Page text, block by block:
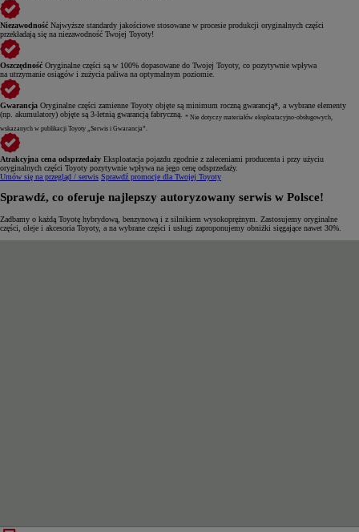
Niezawodność Najwyższe standardy jakościowe stosowane w procesie produkcji oryginalnych części
przekładają się na niezawodność Twojej Toyoty!
Oszczędność Oryginalne części są w 100% dopasowane do Twojej Toyoty, co pozytywnie wpływa
na utrzymanie osiągów i zużycia paliwa na optymalnym poziomie.
Gwarancja Oryginalne części zamienne Toyoty objęte są minimum roczną gwarancją*, a wybrane elementy
(np. akumulatory) objęte są 3-letnią gwarancją fabryczną.
* Nie dotyczy materiałów eksploatacyjno-obsługowych,
wskazanych w publikacji Toyoty „Serwis i Gwarancja”.
Atrakcyjna cena odsprzedaży Eksploatacja pojazdu zgodnie z zaleceniami producenta i przy użyciu
oryginalnych części Toyoty pozytywnie wpływa na jego cenę odsprzedaży.
Umów się na przegląd / serwis Sprawdź promocje dla Twojej Toyoty
Sprawdź, co oferuje najlepszy autoryzowany serwis w Polsce!
Zadbamy o każdą Toyotę hybrydową, benzynową i z silnikiem wysokoprężnym. Zastosujemy oryginalne
części, oleje i akcesoria Toyoty, a na wybrane części i usługi zaproponujemy obniżki sięgające nawet 30%.